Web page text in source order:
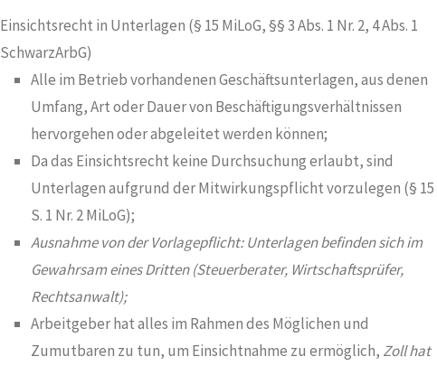
Einsichtsrecht in Unterlagen (§ 15 MiLoG, §§ 3 Abs. 1 Nr. 2, 4 Abs. 1
SchwarzArbG)
Alle im Betrieb vorhandenen Geschäftsunterlagen, aus denen
Umfang, Art oder Dauer von Beschäftigungsverhältnissen
hervorgehen oder abgeleitet werden können;
Da das Einsichtsrecht keine Durchsuchung erlaubt, sind
Unterlagen aufgrund der Mitwirkungspflicht vorzulegen (§ 15
S. 1 Nr. 2 MiLoG);
Ausnahme von der Vorlagepflicht: Unterlagen befinden sich im
Gewahrsam eines Dritten (Steuerberater, Wirtschaftsprüfer,
Rechtsanwalt);
Arbeitgeber hat alles im Rahmen des Möglichen und
Zumutbaren zu tun, um Einsichtnahme zu ermöglich, Zoll hat